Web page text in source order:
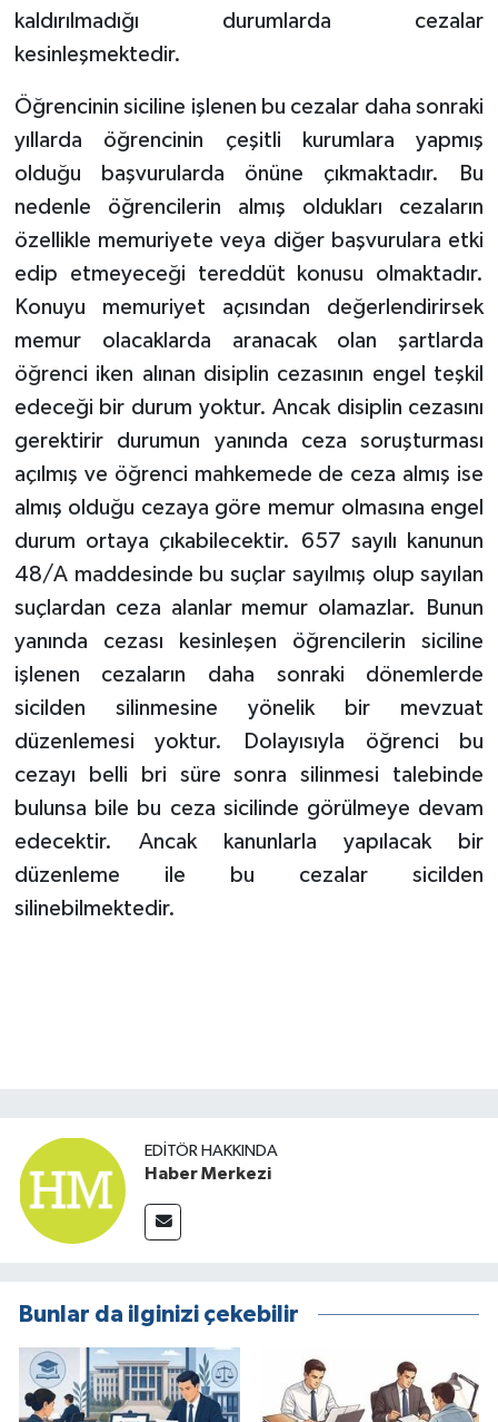
kaldırılmadığı durumlarda cezalar
kesinleşmektedir.
Öğrencinin siciline işlenen bu cezalar daha sonraki
yıllarda öğrencinin çeşitli kurumlara yapmış
olduğu başvurularda önüne çıkmaktadır. Bu
nedenle öğrencilerin almış oldukları cezaların
özellikle memuriyete veya diğer başvurulara etki
edip etmeyeceği tereddüt konusu olmaktadır.
Konuyu memuriyet açısından değerlendirirsek
memur olacaklarda aranacak olan şartlarda
öğrenci iken alınan disiplin cezasının engel teşkil
edeceği bir durum yoktur. Ancak disiplin cezasını
gerektirir durumun yanında ceza soruşturması
açılmış ve öğrenci mahkemede de ceza almış ise
almış olduğu cezaya göre memur olmasına engel
durum ortaya çıkabilecektir. 657 sayılı kanunun
48/A maddesinde bu suçlar sayılmış olup sayılan
suçlardan ceza alanlar memur olamazlar. Bunun
yanında cezası kesinleşen öğrencilerin siciline
işlenen cezaların daha sonraki dönemlerde
sicilden silinmesine yönelik bir mevzuat
düzenlemesi yoktur. Dolayısıyla öğrenci bu
cezayı belli bri süre sonra silinmesi talebinde
bulunsa bile bu ceza sicilinde görülmeye devam
edecektir. Ancak kanunlarla yapılacak bir
düzenleme ile bu cezalar sicilden
silinebilmektedir.
EDITÖR HAKKINDA
Haber Merkezi
Bunlar da ilginizi çekebilir